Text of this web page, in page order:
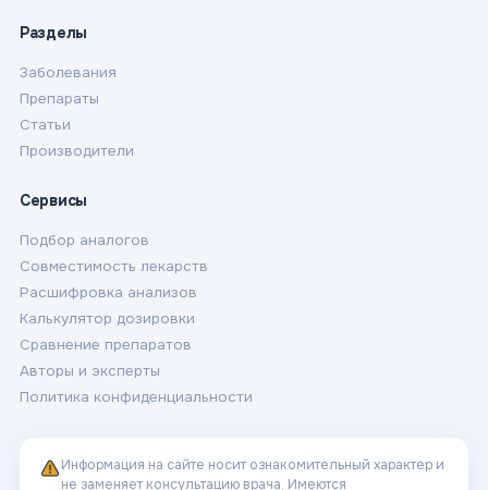
Разделы
Заболевания
Препараты
Статьи
Производители
Сервисы
Подбор аналогов
Совместимость лекарств
Расшифровка анализов
Калькулятор дозировки
Сравнение препаратов
Авторы и эксперты
Политика конфиденциальности
Информация на сайте носит ознакомительный характер и
не заменяет консультацию врача. Имеются